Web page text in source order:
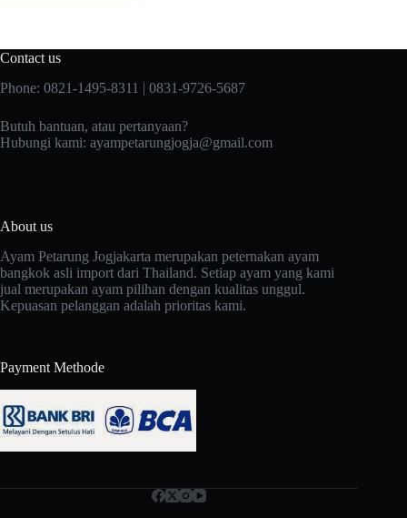
Contact us
Phone: 0821-1495-8311 | 0831-9726-5687
Butuh bantuan, atau pertanyaan?
Hubungi kami: ayampetarungjogja@gmail.com
About us
Ayam Petarung Jogjakarta merupakan peternakan ayam
bangkok asli import dari Thailand. Setiap ayam yang kami
jual merupakan ayam pilihan dengan kualitas unggul.
Kepuasan pelanggan adalah prioritas kami.
Payment Methode